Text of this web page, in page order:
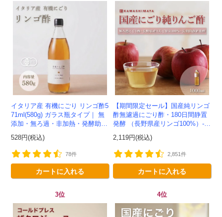
イタリア産 有機にごり リンゴ酢5
71ml(580g) ガラス瓶タイプ｜ 無
添加・無ろ過・非加熱・発酵助剤
不使用のアップルサイダービネガ
ー -かわしま屋-
528円(税込)
78件
カートに入れる
【期間限定セール】国産純リンゴ
酢無濾過にごり酢・180日間静置
発酵 （長野県産リンゴ100%）-1
000ml-かわしま屋-
2,119円(税込)
2,851件
カートに入れる
3位 4位